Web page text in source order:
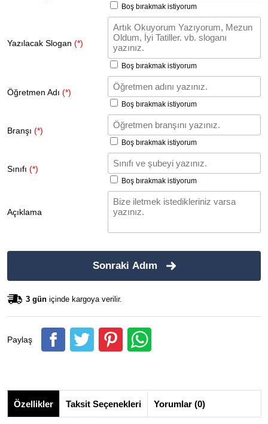
Boş bırakmak istiyorum
Yazılacak Slogan (*)
Boş bırakmak istiyorum
Öğretmen Adı (*)
Boş bırakmak istiyorum
Branşı (*)
Boş bırakmak istiyorum
Sınıfı (*)
Boş bırakmak istiyorum
Açıklama
Sonraki Adım
3 gün içinde kargoya verilir.
Paylaş
Özellikler Taksit Seçenekleri Yorumlar (0)